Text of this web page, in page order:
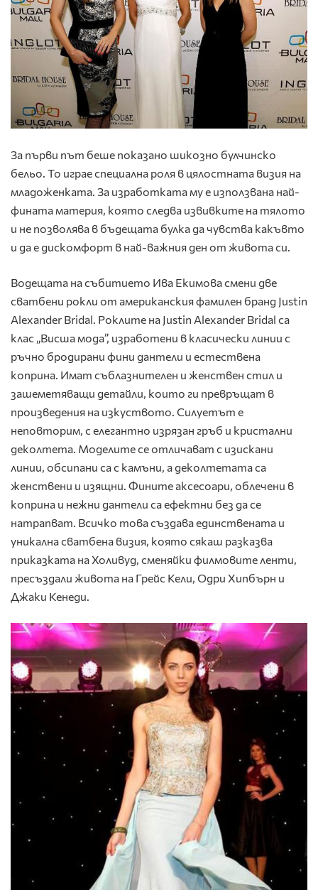
За първи път беше показано шикозно булчинско
бельо. То играе специална роля в цялостната визия на
младоженката. За изработката му е използвана най-
фината материя, която следва извивките на тялото
и не позволява в бъдещата булка да чувства какъвто
и да е дискомфорт в най-важния ден от живота си.
Водещата на събитието Ива Екимова смени две
сватбени рокли от американския фамилен бранд Justin
Alexander Bridal. Роклите на Justin Alexander Bridal са
клас „Висша мода”, изработени в класически линии с
ръчно бродирани фини дантели и естествена
коприна. Имат съблазнителен и женствен стил и
зашеметяващи детайли, които ги превръщат в
произведения на изкуството. Силуетът е
неповторим, с елегантно изрязан гръб и кристални
деколтета. Моделите се отличават с изискани
линии, обсипани са с камъни, а деколтетата са
женствени и изящни. Фините аксесоари, облечени в
коприна и нежни дантели са ефектни без да се
натрапват. Всичко това създава единствената и
уникална сватбена визия, която сякаш разказва
приказката на Холивуд, сменяйки филмовите ленти,
пресъздали живота на Грейс Кели, Одри Хипбърн и
Джаки Кенеди.